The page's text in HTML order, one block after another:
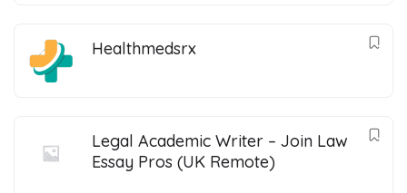
Healthmedsrx
Legal Academic Writer – Join Law
Essay Pros (UK Remote)